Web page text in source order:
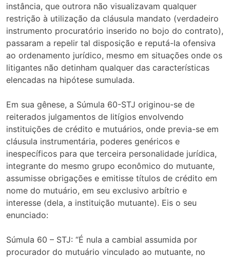
instância, que outrora não visualizavam qualquer
restrição à utilização da cláusula mandato (verdadeiro
instrumento procuratório inserido no bojo do contrato),
passaram a repelir tal disposição e reputá-la ofensiva
ao ordenamento jurídico, mesmo em situações onde os
litigantes não detinham qualquer das características
elencadas na hipótese sumulada.
Em sua gênese, a Súmula 60-STJ originou-se de
reiterados julgamentos de litígios envolvendo
instituições de crédito e mutuários, onde previa-se em
cláusula instrumentária, poderes genéricos e
inespecíficos para que terceira personalidade jurídica,
integrante do mesmo grupo econômico do mutuante,
assumisse obrigações e emitisse títulos de crédito em
nome do mutuário, em seu exclusivo arbítrio e
interesse (dela, a instituição mutuante). Eis o seu
enunciado:
Súmula 60 – STJ: “É nula a cambial assumida por
procurador do mutuário vinculado ao mutuante, no